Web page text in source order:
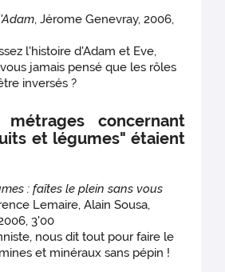
, Jérome Genevray, 2006,
l'histoire d'Adam et Eve,
jamais pensé que les rôles
inversés ?
concernant
et légumes" étaient
: faîtes le plein sans vous
Lemaire, Alain Sousa,
3'00
nous dit tout pour faire le
et minéraux sans pépin !